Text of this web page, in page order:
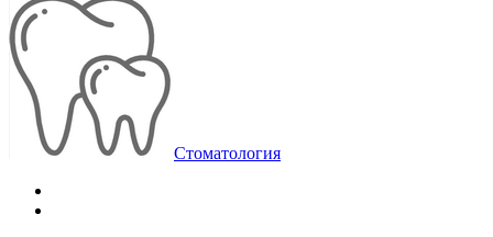
Стоматология